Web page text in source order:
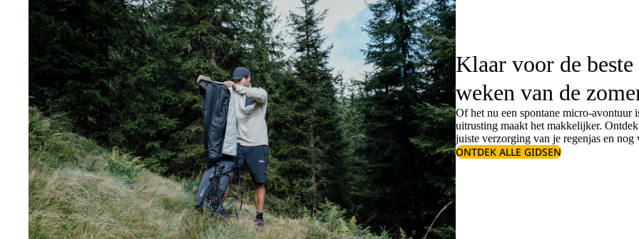
Klaar voor de beste
weken van de
Of het nu een spontane micro-avontuur
uitrusting maakt het makkelijker.
juiste verzorging van je regenjasen nog
ONTDEK ALLE GIDSEN